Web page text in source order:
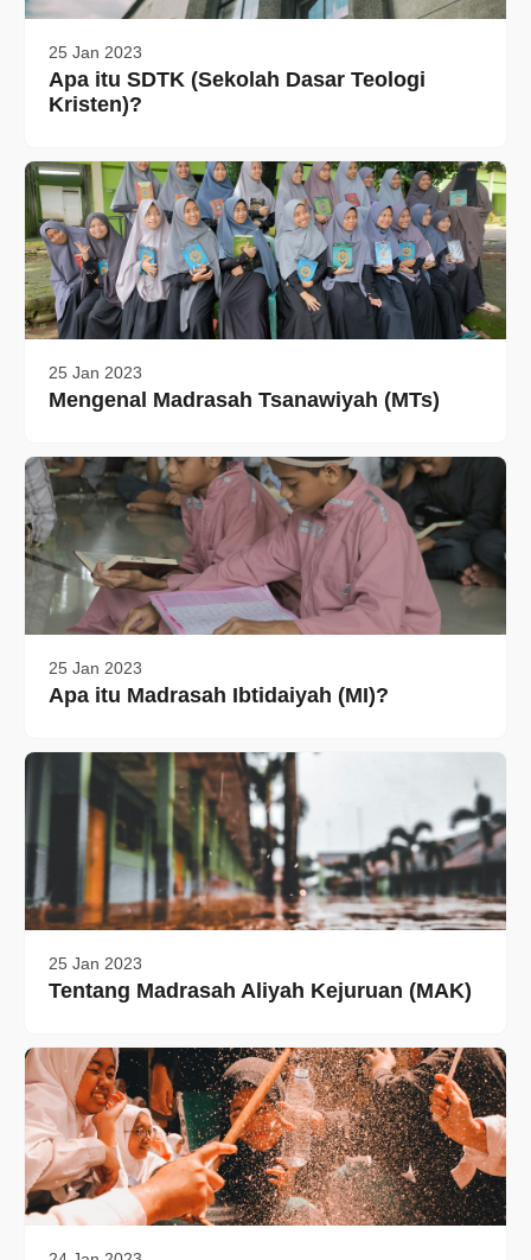
25 Jan 2023
Apa itu SDTK (Sekolah Dasar Teologi
Kristen)?
25 Jan 2023
Mengenal Madrasah Tsanawiyah (MTs)
25 Jan 2023
Apa itu Madrasah Ibtidaiyah (MI)?
25 Jan 2023
Tentang Madrasah Aliyah Kejuruan (MAK)